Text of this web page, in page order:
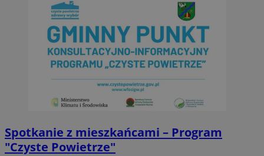
Spotkanie z mieszkańcami – Program
"Czyste Powietrze"